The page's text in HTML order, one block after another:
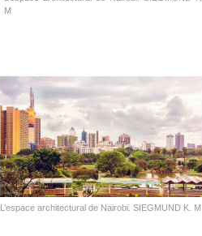
M
L’espace architectural de Nairobi. SIEGMUND K. M